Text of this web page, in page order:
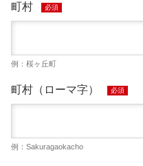
町村 必須
例：桜ヶ丘町
町村（ローマ字） 必須
例：Sakuragaokacho